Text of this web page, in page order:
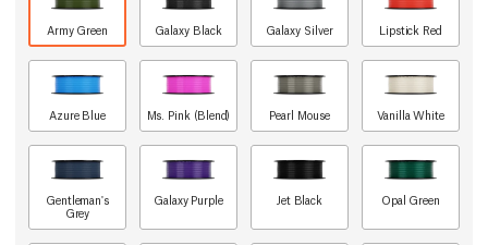
Army Green Galaxy Black Galaxy Silver Lipstick Red
Azure Blue Ms. Pink (Blend) Pearl Mouse Vanilla White
Gentleman's
Grey
Galaxy Purple Jet Black Opal Green